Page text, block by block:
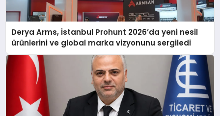
Derya Arms, İstanbul Prohunt 2026’da yeni nesil
ürünlerini ve global marka vizyonunu sergiledi